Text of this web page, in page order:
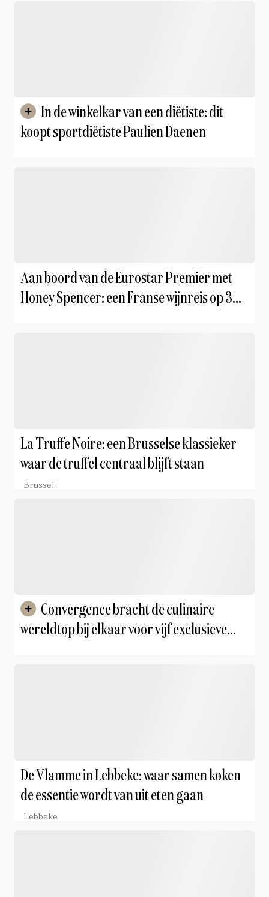
koopt sportdiëtiste Paulien Daenen
Aan boord van de Eurostar Premier met
Honey Spencer: een Franse wijnreis op 300
La Truffe Noire: een Brusselse klassieker
waar de truffel centraal blijft staan
Brussel
wereldtop bij elkaar voor vijf exclusieve
De Vlamme in Lebbeke: waar samen koken
de essentie wordt van uit eten gaan
Lebbeke